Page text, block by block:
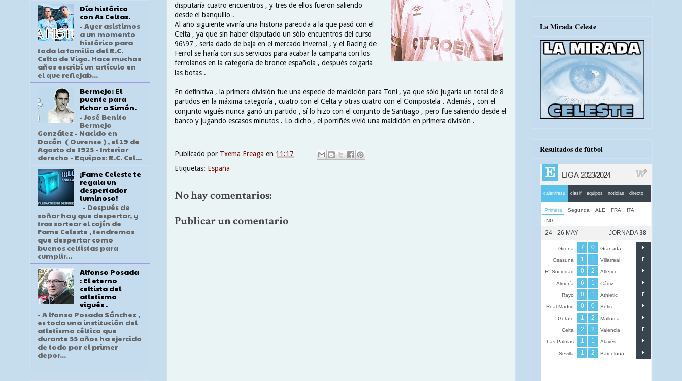
disputaría cuatro encuentros , y tres de ellos fueron saliendo
desde el banquillo .
Al año siguiente viviría una historia parecida a la que pasó con el
Celta , ya que sin haber disputado un sólo encuentros del curso
96\97 , sería dado de baja en el mercado invernal , y el Racing de
Ferrol se haría con sus servicios para acabar la campaña con los
ferrolanos en la categoría de bronce española , después colgaría
las botas .
En definitiva , la primera división fue una especie de maldición para Toni , ya que sólo jugaría un total de 8
partidos en la máxima categoría , cuatro con el Celta y otras cuatro con el Compostela . Además , con el
conjunto vigués nunca ganó un partido , sí lo hizo con el conjunto de Santiago , pero fue saliendo desde el
banco y jugando escasos minutos . Lo dicho , el porriñés vivió una maldición en primera división .
Publicado por Txema Ereaga en 11:17
Etiquetas: España
No hay comentarios:
Publicar un comentario
Día histórico
con As Celtas.
- Ayer asistimos
a un momento
histórico para
toda la familia del R.C.
Celta de Vigo. Hace muchos
años escribí un artículo en
el que reflejab...
Bermejo: El
puente para
fichar a Simón.
- José Benito
Bermejo
González - Nacido en
Dacón ( Ourense ) , el 19 de
Agosto de 1925 - Interior
derecho - Equipos: R.C. Cel...
¡Fame Celeste te
regala un
despertador
luminoso!
- Después de
soñar hay que despertar, y
tras sortear el cojín de
Fame Celeste , tendremos
que despertar como
buenos celtistas para
cumplir...
Alfonso Posada
: El eterno
celtista del
atletismo
vigués .
- A lfonso Posada Sánchez ,
es toda una institución del
atletismo céltico que
durante 55 años ha ejercido
de todo por el primer
depor...
La Mirada Celeste
Resultados de fútbol